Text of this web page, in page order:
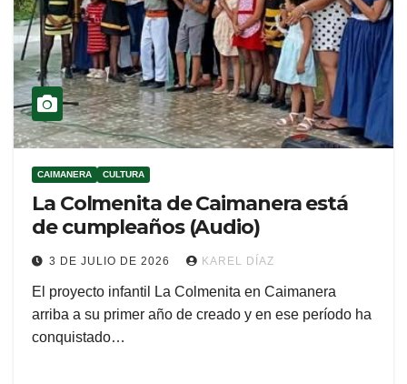
CAIMANERA CULTURA
La Colmenita de Caimanera está
de cumpleaños (Audio)
3 DE JULIO DE 2026 KAREL DÍAZ
El proyecto infantil La Colmenita en Caimanera
arriba a su primer año de creado y en ese período ha
conquistado…